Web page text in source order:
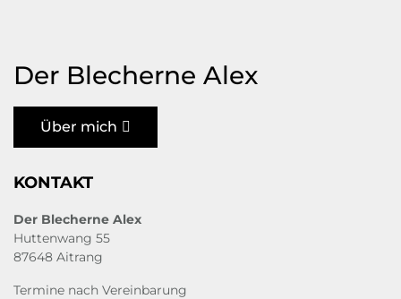
Der Blecherne Alex
Über mich
KONTAKT
Der Blecherne Alex
Huttenwang 55
87648 Aitrang
Termine nach Vereinbarung